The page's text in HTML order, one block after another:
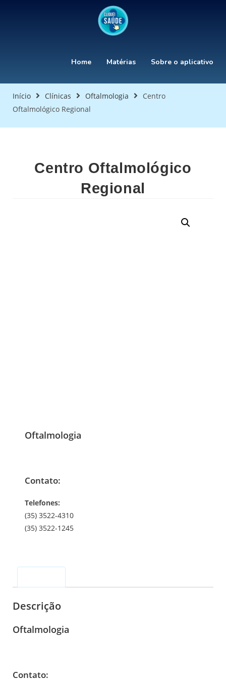
Home Matérias Sobre o aplicativo
Início Clínicas Oftalmologia
Centro
Oftalmológico Regional
Centro Oftalmológico
Regional
Oftalmologia
Contato:
Telefones:
(35) 3522-4310
(35) 3522-1245
Descrição
Oftalmologia
Contato: